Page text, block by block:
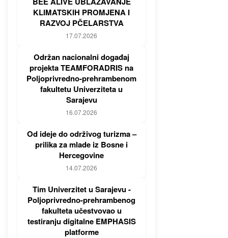
KLIMATSKIH PROMJENA I
RAZVOJ PČELARSTVA
17.07.2026
Održan nacionalni događaj
projekta TEAMFORADRIS na
Poljoprivredno-prehrambenom
fakultetu Univerziteta u
Sarajevu
16.07.2026
Od ideje do održivog turizma –
prilika za mlade iz Bosne i
Hercegovine
14.07.2026
Tim Univerzitet u Sarajevu -
Poljoprivredno-prehrambenog
fakulteta učestvovao u
testiranju digitalne EMPHASIS
platforme